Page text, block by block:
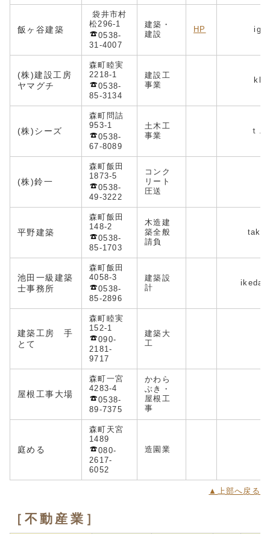
飯ヶ谷建築
袋井市村
松296-1
0538-
31-4007
建築・
建設
HP
(株)建設工房
ヤマグチ
森町睦実
2218-1
0538-
85-3134
建設工
事業
(株)シーズ
森町問詰
953-1
0538-
67-8089
土木工
事業
ｔ
(株)鈴一
森町飯田
1873-5
0538-
49-3222
コンク
リート
圧送
平野建築
森町飯田
148-2
0538-
85-1703
木造建
築全般
請負
池田一級建築
士事務所
森町飯田
4058-3
0538-
85-2896
建築設
計
ikeda-
建築工房 手
とて
森町睦実
152-1
090-
2181-
9717
建築大
工
屋根工事大場
森町一宮
4283-4
0538-
89-7375
かわら
ぶき・
屋根工
事
庭める
森町天宮
1489
080-
2617-
6052
造園業
▲上部へ戻る
［不動産業］